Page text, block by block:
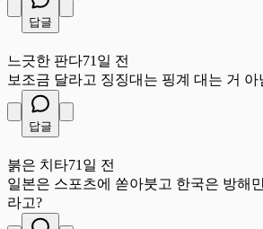
답글
느긋한 판다71일 전
보조금 달라고 징징대는 핑계 대는 거 아
답글
붉은 치타71일 전
일본은 스포츠에 쏟아붓고 한국은 방해
라고?